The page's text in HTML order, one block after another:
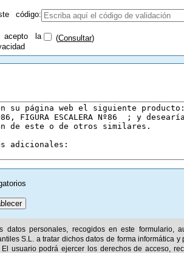
código:
la
(Consultar)
datos personales, recogidos en este formulario,
S.L. a tratar dichos datos de forma informática
usuario podrá ejercer los derechos de acceso,